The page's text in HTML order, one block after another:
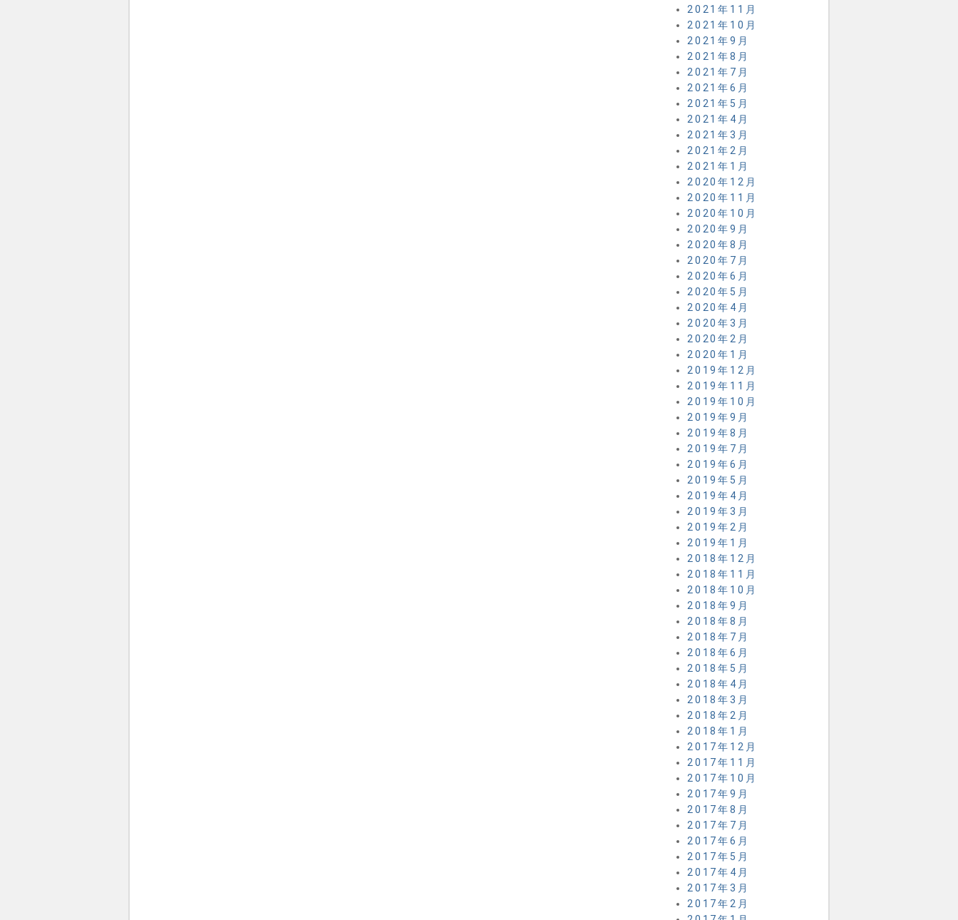
2021年11月
2021年10月
2021年9月
2021年8月
2021年7月
2021年6月
2021年5月
2021年4月
2021年3月
2021年2月
2021年1月
2020年12月
2020年11月
2020年10月
2020年9月
2020年8月
2020年7月
2020年6月
2020年5月
2020年4月
2020年3月
2020年2月
2020年1月
2019年12月
2019年11月
2019年10月
2019年9月
2019年8月
2019年7月
2019年6月
2019年5月
2019年4月
2019年3月
2019年2月
2019年1月
2018年12月
2018年11月
2018年10月
2018年9月
2018年8月
2018年7月
2018年6月
2018年5月
2018年4月
2018年3月
2018年2月
2018年1月
2017年12月
2017年11月
2017年10月
2017年9月
2017年8月
2017年7月
2017年6月
2017年5月
2017年4月
2017年3月
2017年2月